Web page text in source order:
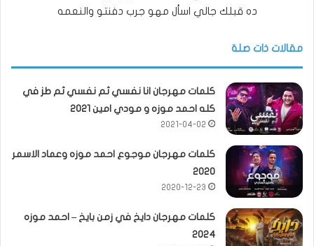
ده قبلك جالي اسأل مهو جرب دفنتو والنعمه
مقالات ذات صلة
كلمات مهرجان انا نفسي ثم نفسي ثم طز في
كله احمد موزه و مودي امين 2021
2021-04-02
كلمات مهرجان موجوع احمد موزه وعماد الاسمر
2020
2020-12-23
كلمات مهرجان دايخ في زمن بايخ – احمد موزه
2024